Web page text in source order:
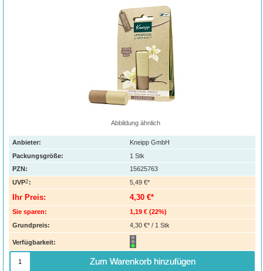
Abbildung ähnlich
Anbieter:
Kneipp GmbH
Packungsgröße:
1 Stk
PZN :
15625763
UVP2: 5,49 €*
Ihr Preis: 4,30 €*
Sie sparen: 1,19 € (22%)
Grundpreis:
4,30 €* / 1 Stk
Verfügbarkeit:
Zum Warenkorb hinzufügen